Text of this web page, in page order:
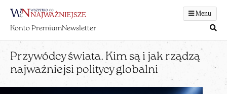
Menu
Konto PremiumNewsletter
Przywódcy świata. Kim są i jak rządzą
najważniejsi politycy globalni